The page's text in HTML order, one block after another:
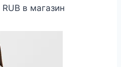
в магазин